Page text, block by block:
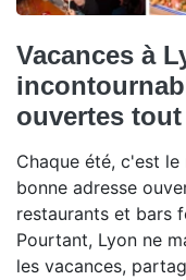
Vacances à
ouvertes
Chaque été, c'est
bonne adresse
restaurants et bars
Pourtant, Lyon ne
les vacances,